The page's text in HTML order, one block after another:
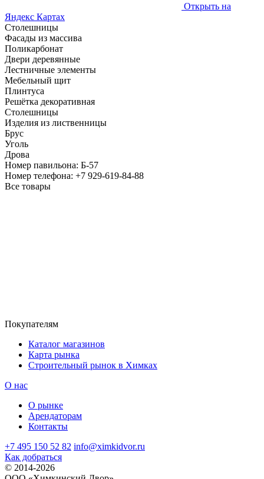
Открыть на
Яндекс Картах
Столешницы
Фасады из массива
Поликарбонат
Двери деревянные
Лестничные элементы
Мебельный щит
Плинтуса
Решётка декоративная
Столешницы
Изделия из лиственницы
Брус
Уголь
Дрова
Номер павильона: Б-57
Номер телефона: +7 929-619-84-88
Все товары
Покупателям
Каталог магазинов
Карта рынка
Строительный рынок в Химках
О нас
О рынке
Арендаторам
Контакты
+7 495 150 52 82 info@ximkidvor.ru
Как добраться
© 2014-2026